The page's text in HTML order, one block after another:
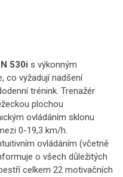
530i s výkonným
co vyžadují nadšení
trénink. Trenažér
plochou
ovládáním sklonu
0-19,3 km/h.
ovládáním (včetně
o všech důležitých
celkem 22 motivačních